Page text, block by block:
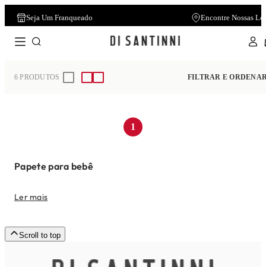
Seja Um Franqueado Encontre Nossas
Cartão Di Santinni
6 PRODUTOS FILTRAR E
1
Papete para bebê
Ler mais
Scroll to top